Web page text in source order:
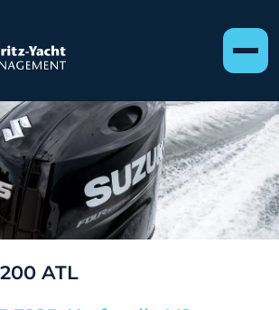
ATL